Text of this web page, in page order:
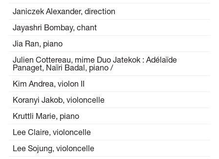
Janiczek Alexander, direction
Jayashri Bombay, chant
Jia Ran, piano
Julien Cottereau, mime Duo Jatekok : Adélaïde
Panaget, Naïri Badal, piano /
Kim Andrea, violon II
Koranyi Jakob, violoncelle
Kruttli Marie, piano
Lee Claire, violoncelle
Lee Sojung, violoncelle